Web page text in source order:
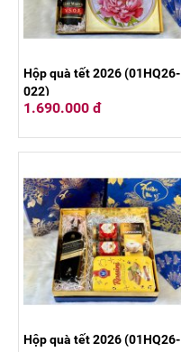
Hộp quà tết 2026 (01HQ26-
022)
1.690.000 đ
Hộp quà tết 2026 (01HQ26-